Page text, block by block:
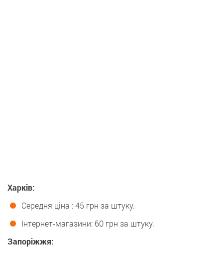
Харків:
Середня ціна : 45 грн за штуку.
Інтернет-магазини: 60 грн за штуку.
Запоріжжя: